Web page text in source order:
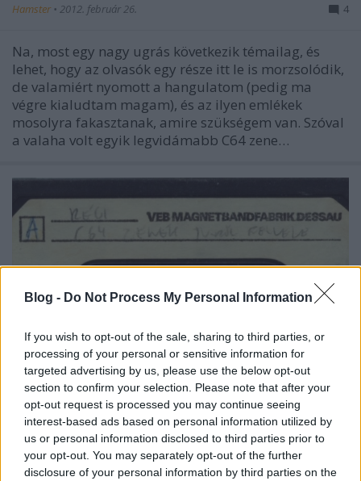
Blog - Do Not Process My Personal Information
If you wish to opt-out of the sale, sharing to third parties, or
processing of your personal or sensitive information for
targeted advertising by us, please use the below opt-out
section to confirm your selection. Please note that after your
opt-out request is processed you may continue seeing
interest-based ads based on personal information utilized by
us or personal information disclosed to third parties prior to
your opt-out. You may separately opt-out of the further
disclosure of your personal information by third parties on the
Hamster • 2012. február 26. 4
Na, most egy nagy ugrás következik témailag, és
lehet, hogy az olvasók egy része itt le is morzsolódik,
de valamiért nyomott a hangulatom (pedig ma
végre kialudtam magam), és az ilyen emlékek
mosolyra fakasztanak, amire szükségem van. Szóval
a valaha volt egyik legvidámabb C64 zene…
Kazettaretró: a low-end
Hamster•2010. október 20.